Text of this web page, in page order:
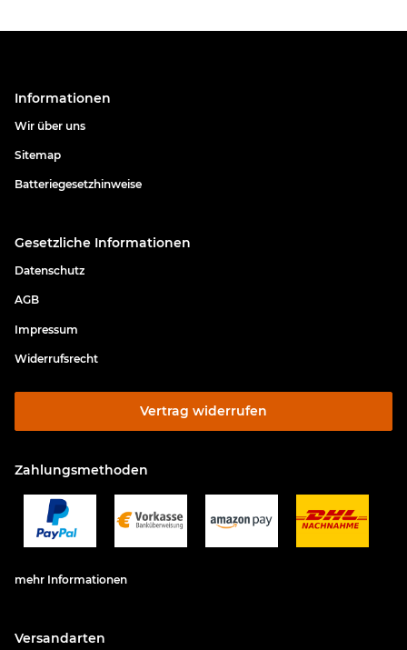
Informationen
Wir über uns
Sitemap
Batteriegesetzhinweise
Gesetzliche Informationen
Datenschutz
AGB
Impressum
Widerrufsrecht
Vertrag widerrufen
Zahlungsmethoden
mehr Informationen
Versandarten